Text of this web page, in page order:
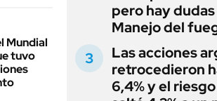
Mundial
tuvo
pero hay
Manejo del
Las acciones
retrocedieron
6,4% y el